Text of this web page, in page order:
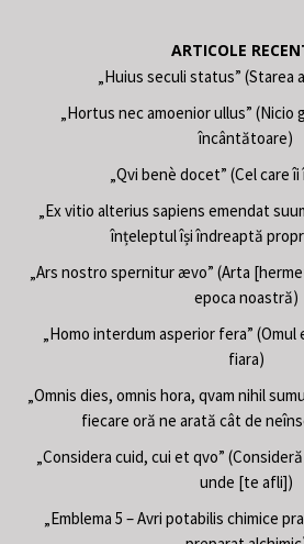
ARTICOLE
„Huius seculi status” (Starea
„Hortus nec amoenior ullus” (Nicio
încântătoare)
„Qvi benè docet” (Cel care
„Ex vitio alterius sapiens emendat
înțeleptul își îndreaptă
„Ars nostro spernitur ævo” (Arta
epoca noastră)
„Homo interdum asperior fera”
fiara)
„Omnis dies, omnis hora, qvam nihil
fiecare oră ne arată cât de
„Considera cuid, cui et qvo”
unde [te afli])
„Emblema 5 – Avri potabilis chimice